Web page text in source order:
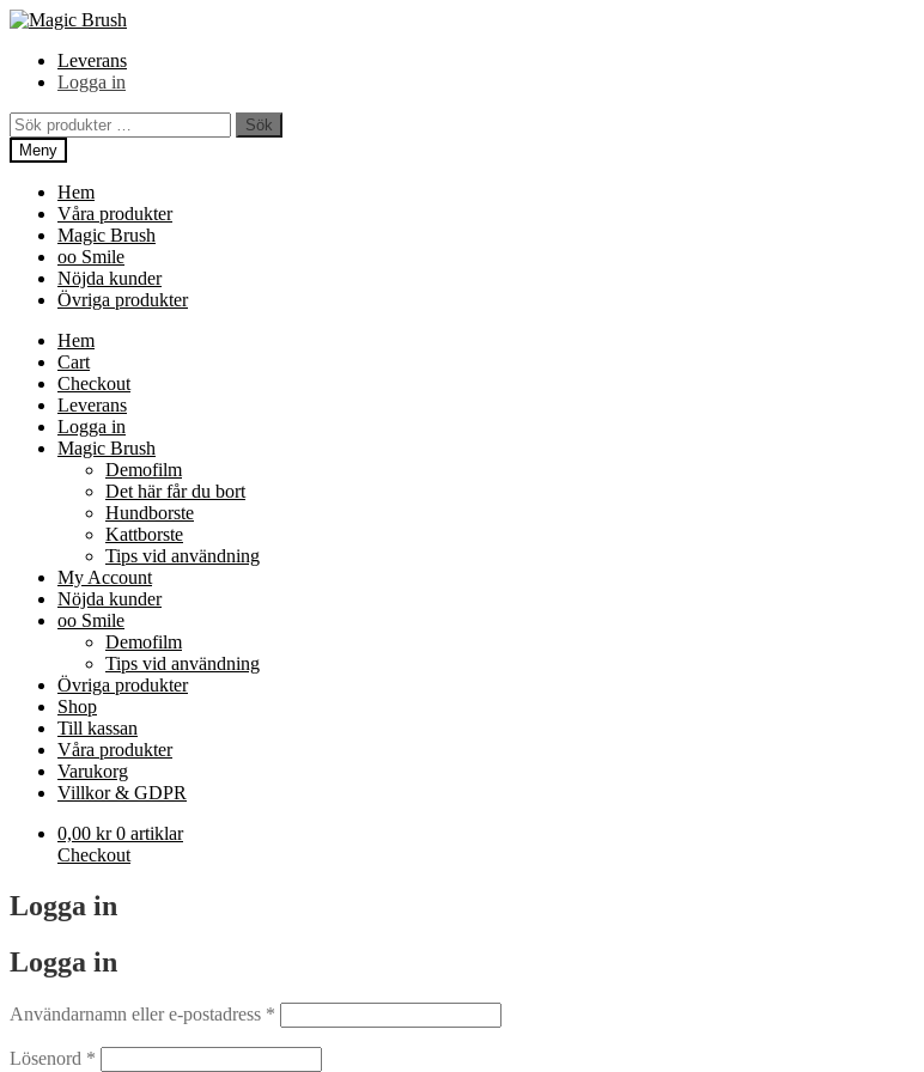
Hoppa
innehåll
Hoppa
navigering
Hoppa
innehållLeverans
Logga in
Sök
efter:
Sök
Meny
Hem
Våra produkter
Magic Brush
oo Smile
Nöjda kunder
Övriga produkter
Hem
Cart
Checkout
Leverans
Logga in
Magic Brush
Demofilm
Det här får du bort
Hundborste
Kattborste
Tips vid användning
My Account
Nöjda kunder
oo Smile
Demofilm
Tips vid användning
Övriga produkter
Shop
Till kassan
Våra produkter
Varukorg
Villkor & GDPR
0,00 kr 0 artiklar
Checkout
Logga in
Logga in
Användarnamn eller e-postadress *
Lösenord *